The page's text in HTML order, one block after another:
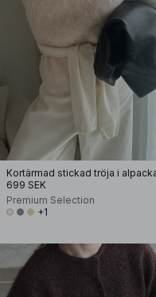
699 SEK
Premium Selection
+1